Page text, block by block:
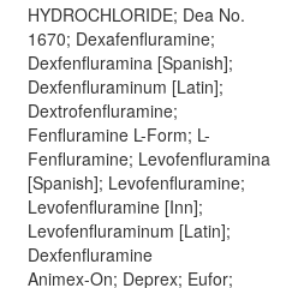
HYDROCHLORIDE; Dea No.
1670; Dexafenfluramine;
Dexfenfluramina [Spanish];
Dexfenfluraminum [Latin];
Dextrofenfluramine;
Fenfluramine L-Form; L-
Fenfluramine; Levofenfluramina
[Spanish]; Levofenfluramine;
Levofenfluramine [Inn];
Levofenfluraminum [Latin];
Dexfenfluramine
Animex-On; Deprex; Eufor;